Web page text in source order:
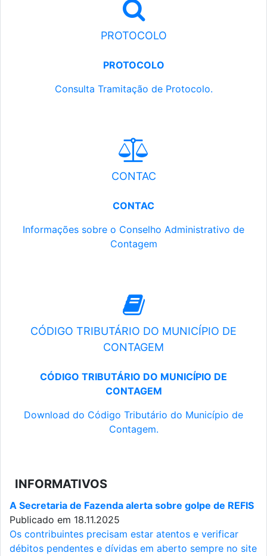
PROTOCOLO
PROTOCOLO
Consulta Tramitação de Protocolo.
CONTAC
CONTAC
Informações sobre o Conselho Administrativo de
Contagem
CÓDIGO TRIBUTÁRIO DO MUNICÍPIO DE
CONTAGEM
CÓDIGO TRIBUTÁRIO DO MUNICÍPIO DE
CONTAGEM
Download do Código Tributário do Município de
Contagem.
INFORMATIVOS
A Secretaria de Fazenda alerta sobre golpe de REFIS
Publicado em 18.11.2025
Os contribuintes precisam estar atentos e verificar
débitos pendentes e dívidas em aberto sempre no site